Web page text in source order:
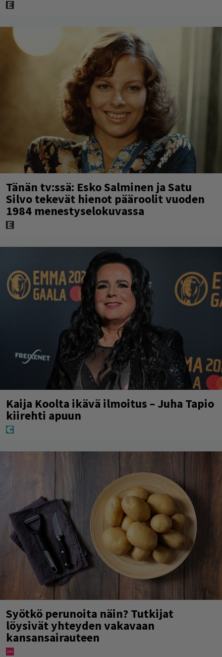
Tänän tv:ssä: Esko Salminen ja Satu
Silvo tekevät hienot pääroolit vuoden
1984 menestyselokuvassa
Kaija Koolta ikävä ilmoitus – Juha Tapio
kiirehti apuun
Syötkö perunoita näin? Tutkijat
löysivät yhteyden vakavaan
kansansairauteen